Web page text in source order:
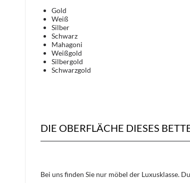
Gold
Weiß
Silber
Schwarz
Mahagoni
Weißgold
Silbergold
Schwarzgold
DIE OBERFLÄCHE DIESES
Bei uns finden Sie nur möbel der Luxusklasse.